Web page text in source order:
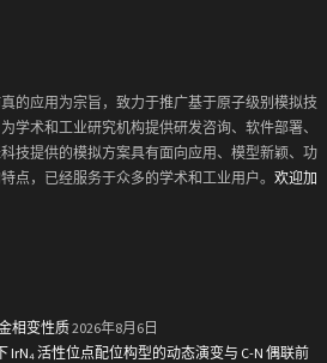
的应用为宗旨，致力于推广基于原子级别模拟技
学术和工业研究机构提供研发咨询、软件部署、
技提供的模拟方案具有面向应用、模型新颖、功
点，已经服务于众多的学术和工业用户。 欢迎加
相变性质2026年8月6日
IrN₄ 活性位点配位构型的动态演变与 C-N 偶联前